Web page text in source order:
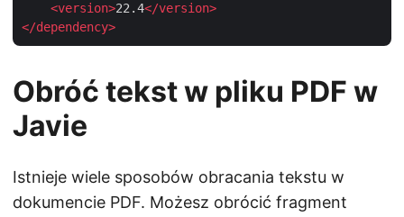
<version>22.4</version>
</dependency>
Obróć tekst w pliku PDF w
Javie
Istnieje wiele sposobów obracania tekstu w
dokumencie PDF. Możesz obrócić fragment